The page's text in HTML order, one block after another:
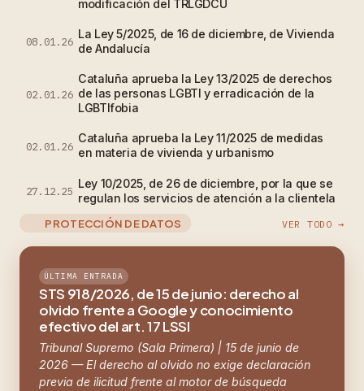
modificación del TRLGDCU
08.01.26
La Ley 5/2025, de 16 de diciembre, de Vivienda
de Andalucía
02.01.26
Cataluña aprueba la Ley 13/2025 de derechos
de las personas LGBTI y erradicación de la
LGBTIfobia
02.01.26
Cataluña aprueba la Ley 11/2025 de medidas
en materia de vivienda y urbanismo
27.12.25
Ley 10/2025, de 26 de diciembre, por la que se
regulan los servicios de atención a la clientela
PROTECCIÓN DE DATOS
VER TODO →
ÚLTIMA ENTRADA
STS 918/2026, de 15 de junio: derecho al
olvido frente a Google y conocimiento
efectivo del art. 17 LSSI
Tribunal Supremo (Sala Primera) | 15 de junio de
2026 — El derecho al olvido no exige declaración
previa de ilicitud frente al motor de búsqueda